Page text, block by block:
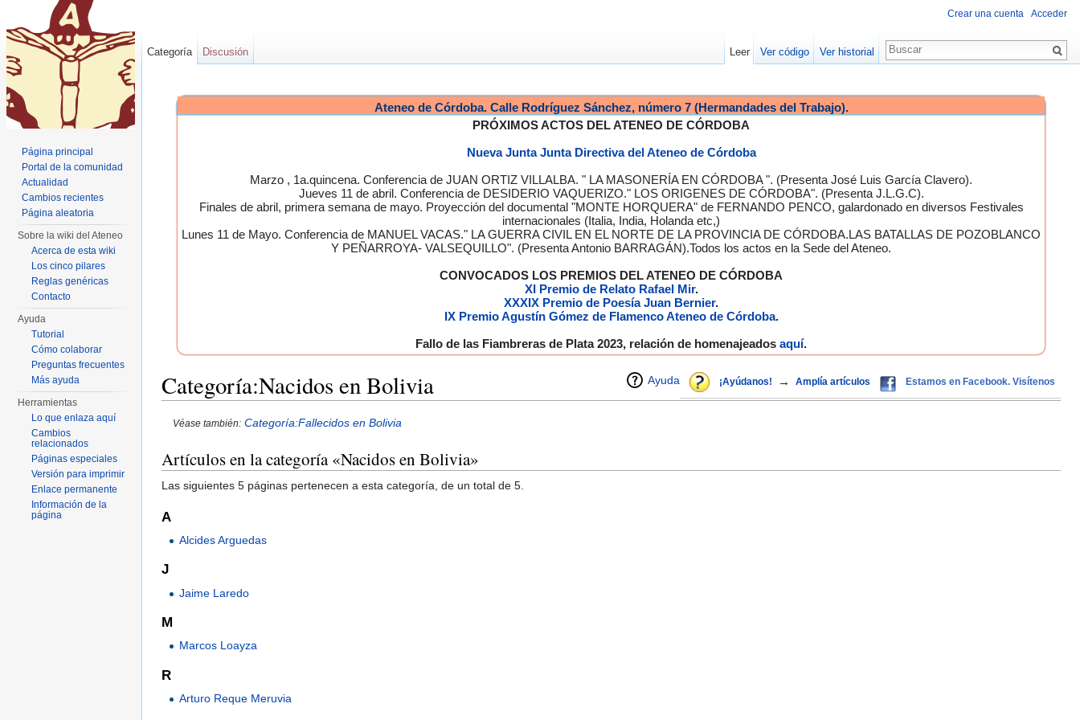
Ateneo de Córdoba. Calle Rodríguez Sánchez, número 7 (Hermandades del Trabajo).
PRÓXIMOS ACTOS DEL ATENEO DE CÓRDOBA
Nueva Junta Junta Directiva del Ateneo de Córdoba
Marzo , 1a.quincena. Conferencia de JUAN ORTIZ VILLALBA. " LA MASONERÍA EN CÓRDOBA ". (Presenta José Luis García Clavero).
Jueves 11 de abril. Conferencia de DESIDERIO VAQUERIZO." LOS ORIGENES DE CÓRDOBA". (Presenta J.L.G.C).
Finales de abril, primera semana de mayo. Proyección del documental "MONTE HORQUERA" de FERNANDO PENCO, galardonado en diversos Festivales
internacionales (Italia, India, Holanda etc,)
Lunes 11 de Mayo. Conferencia de MANUEL VACAS." LA GUERRA CIVIL EN EL NORTE DE LA PROVINCIA DE CÓRDOBA.LAS BATALLAS DE POZOBLANCO
Y PEÑARROYA- VALSEQUILLO". (Presenta Antonio BARRAGÁN).Todos los actos en la Sede del Ateneo.
CONVOCADOS LOS PREMIOS DEL ATENEO DE CÓRDOBA
XI Premio de Relato Rafael Mir.
XXXIX Premio de Poesía Juan Bernier.
IX Premio Agustín Gómez de Flamenco Ateneo de Córdoba.
Fallo de las Fiambreras de Plata 2023, relación de homenajeados aquí.
¡Ayúdanos! → Amplía artículos Estamos en Facebook. Visítenos
Ayuda
Categoría:Nacidos en Bolivia
Véase también: Categoría:Fallecidos en Bolivia
Artículos en la categoría «Nacidos en Bolivia»
Las siguientes 5 páginas pertenecen a esta categoría, de un total de 5.
A
Alcides Arguedas
J
Jaime Laredo
M
Marcos Loayza
R
Arturo Reque Meruvia
Crear una cuenta Acceder
Categoría Discusión Leer Ver código Ver historial
Página principal
Portal de la comunidad
Actualidad
Cambios recientes
Página aleatoria
Sobre la wiki del Ateneo
Acerca de esta wiki
Los cinco pilares
Reglas genéricas
Contacto
Ayuda
Tutorial
Cómo colaborar
Preguntas frecuentes
Más ayuda
Herramientas
Lo que enlaza aquí
Cambios
relacionados
Páginas especiales
Versión para imprimir
Enlace permanente
Información de la
página